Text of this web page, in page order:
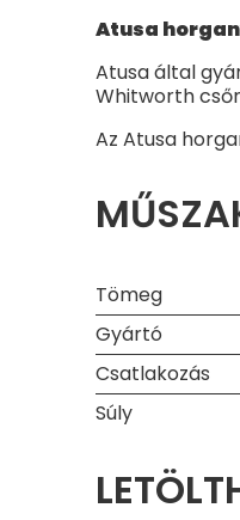
Atusa
Atusa által
Whitworth
Az Atusa
Tömeg
Gyártó
Csatlakozás
Súly